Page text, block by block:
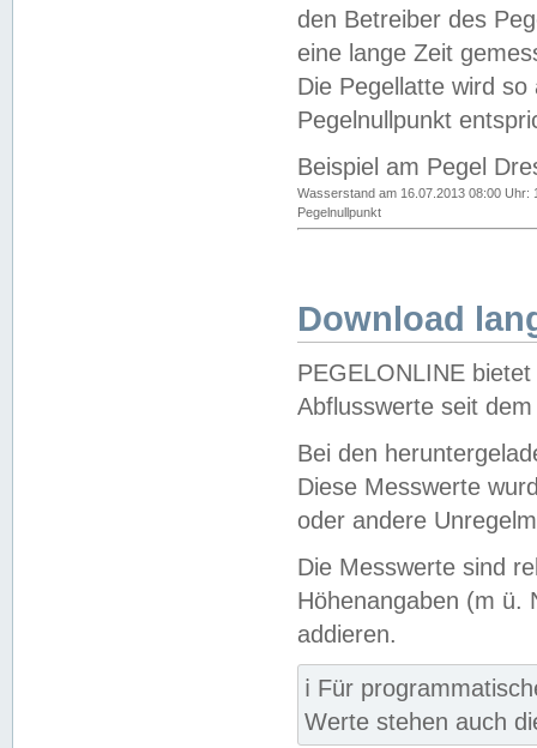
den Betreiber des
eine lange Zeit
Die Pegellatte wird
Pegelnullpunkt
Beispiel am Pegel
Wasserstand am 16.07.2013 08:00 Uhr:
Pegelnullpunkt
Download
PEGELONLINE
Abflusswerte seit
Bei den
Diese Messwerte
oder andere
Die Messwerte sind
Höhenangaben (m ü.
addieren.
ℹ️ Für
Werte stehen auch